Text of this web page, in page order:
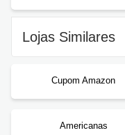
Lojas Similares
Cupom Amazon
Americanas